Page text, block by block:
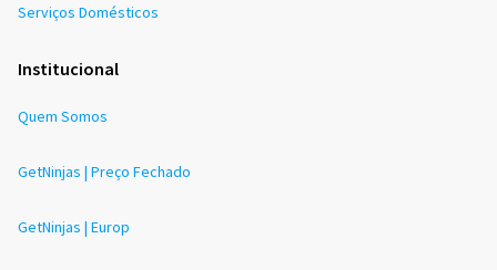
Serviços Domésticos
Institucional
Quem Somos
GetNinjas | Preço Fechado
GetNinjas | Europ